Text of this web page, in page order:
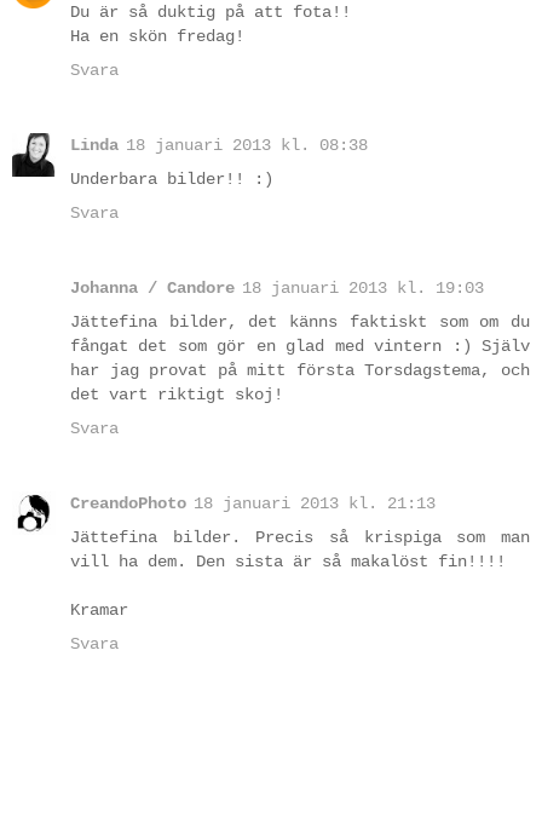
Du är så duktig på att fota!!
Ha en skön fredag!
Svara
Linda 18 januari 2013 kl. 08:38
Underbara bilder!! :)
Svara
Johanna / Candore 18 januari 2013 kl. 19:03
Jättefina bilder, det känns faktiskt som om du
fångat det som gör en glad med vintern :) Själv
har jag provat på mitt första Torsdagstema, och
det vart riktigt skoj!
Svara
CreandoPhoto 18 januari 2013 kl. 21:13
Jättefina bilder. Precis så krispiga som man
vill ha dem. Den sista är så makalöst fin!!!!
Kramar
Svara